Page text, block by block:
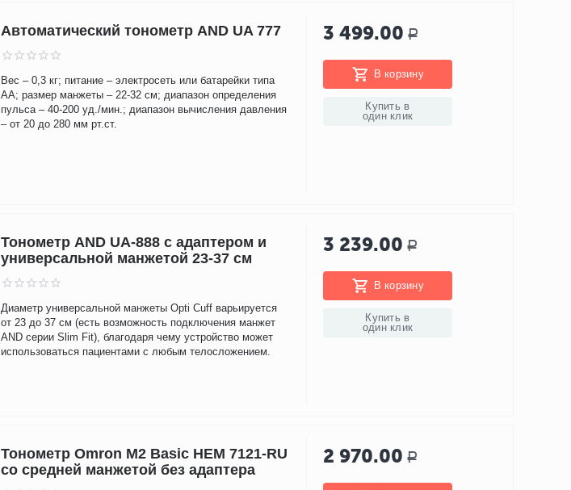
Автоматический тонометр AND UA 777
Вес – 0,3 кг; питание – электросеть или батарейки типа
AA; размер манжеты – 22-32 см; диапазон определения
пульса – 40-200 уд./мин.; диапазон вычисления давления
– от 20 до 280 мм рт.ст.
3 499.00 Р
В корзину
Купить в
один клик
Тонометр AND UA-888 с адаптером и
универсальной манжетой 23-37 см
Диаметр универсальной манжеты Opti Cuff варьируется
от 23 до 37 см (есть возможность подключения манжет
AND серии Slim Fit), благодаря чему устройство может
использоваться пациентами с любым телосложением.
3 239.00 Р
В корзину
Купить в
один клик
Тонометр Omron M2 Basic HEM 7121-RU
со средней манжетой без адаптера
2 970.00 Р